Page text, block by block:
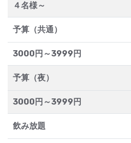
４名様～
予算（共通）
3000円～3999円
予算（夜）
3000円～3999円
飲み放題